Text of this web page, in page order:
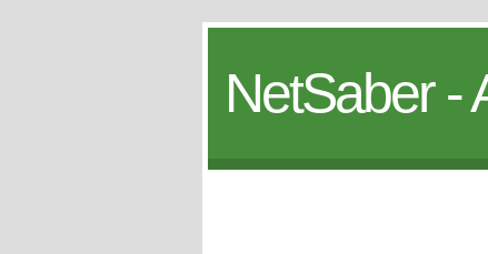
NetSaber -